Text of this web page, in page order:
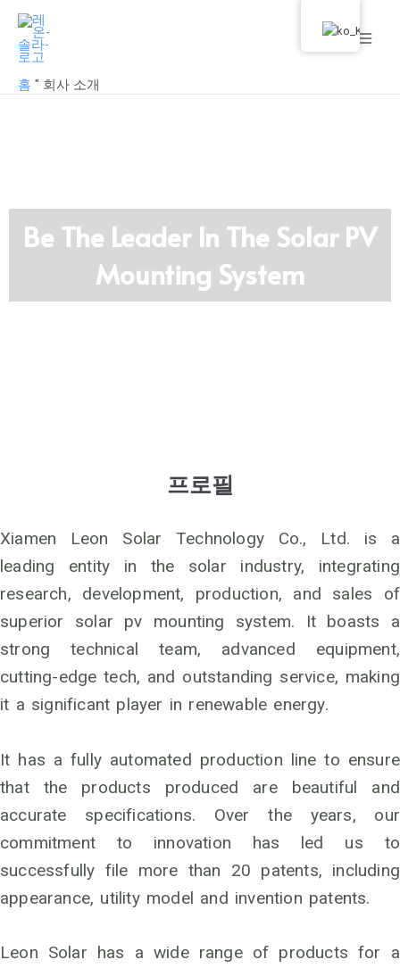
인
홈 " 회사 소개
Be The Leader In The Solar PV
Mounting System
프로필
Xiamen Leon Solar Technology Co., Ltd. is a
leading entity in the solar industry, integrating
research, development, production, and sales of
superior solar pv mounting system. It boasts a
strong technical team, advanced equipment,
cutting-edge tech, and outstanding service, making
it a significant player in renewable energy.
It has a fully automated production line to ensure
that the products produced are beautiful and
accurate specifications. Over the years, our
commitment to innovation has led us to
successfully file more than 20 patents, including
appearance, utility model and invention patents.
Leon Solar has a wide range of products for a